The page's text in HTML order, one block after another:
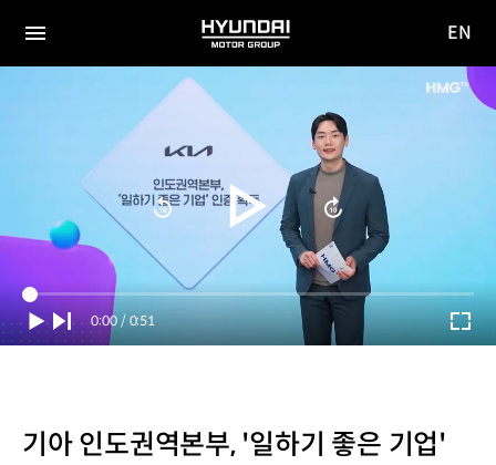
전체
HYUNDAI
MOTOR
GROUP
사이
이동
EN
Current
Time
0:00 / Duration
0:51
기아 인도권역본부, '일하기 좋은 기업'